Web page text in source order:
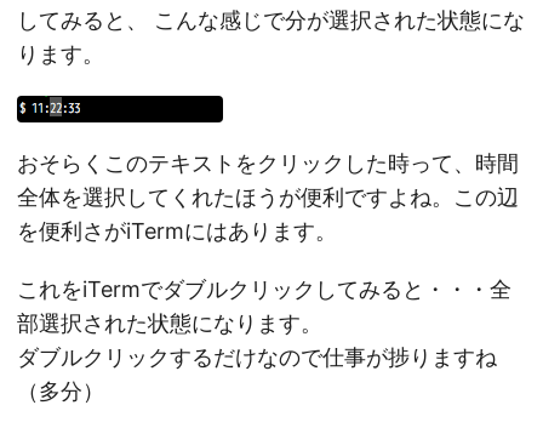
してみると、 こんな感じで分が選択された状態にな
ります。
おそらくこのテキストをクリックした時って、時間
全体を選択してくれたほうが便利ですよね。この辺
を便利さがiTermにはあります。
これをiTermでダブルクリックしてみると・・・全
部選択された状態になります。
ダブルクリックするだけなので仕事が捗りますね
（多分）